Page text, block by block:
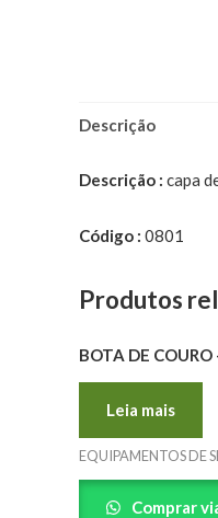
Descrição
Descrição : capa
Código : 0801
Produtos
BOTA DE
Leia mais
EQUIPAMENTOS DE
Comprar